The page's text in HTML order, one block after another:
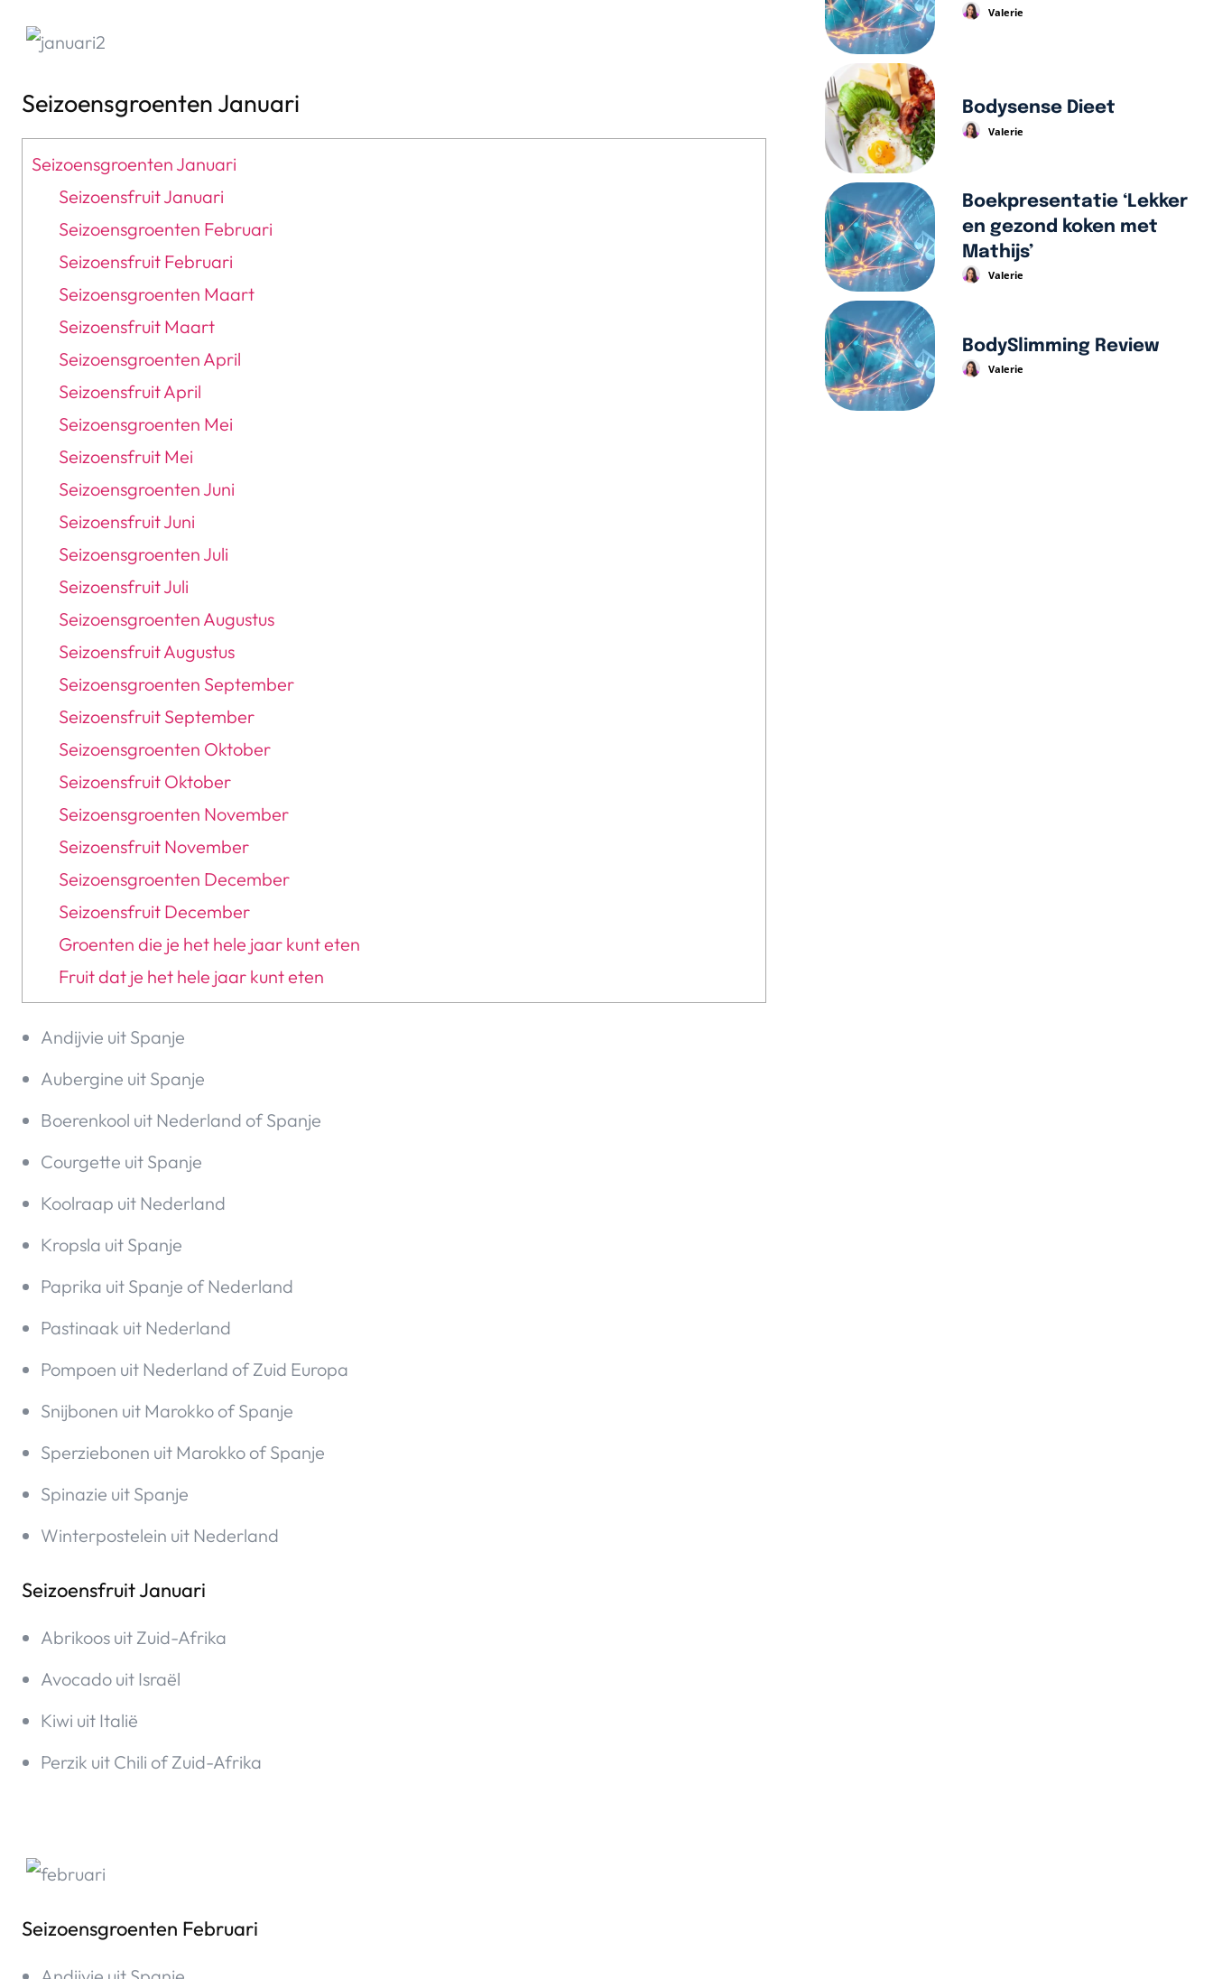
Seizoensgroenten Januari
Seizoensgroenten Januari
Seizoensfruit Januari
Seizoensgroenten Februari
Seizoensfruit Februari
Seizoensgroenten Maart
Seizoensfruit Maart
Seizoensgroenten April
Seizoensfruit April
Seizoensgroenten Mei
Seizoensfruit Mei
Seizoensgroenten Juni
Seizoensfruit Juni
Seizoensgroenten Juli
Seizoensfruit Juli
Seizoensgroenten Augustus
Seizoensfruit Augustus
Seizoensgroenten September
Seizoensfruit September
Seizoensgroenten Oktober
Seizoensfruit Oktober
Seizoensgroenten November
Seizoensfruit November
Seizoensgroenten December
Seizoensfruit December
Groenten die je het hele jaar kunt eten
Fruit dat je het hele jaar kunt eten
Andijvie uit Spanje
Aubergine uit Spanje
Boerenkool uit Nederland of Spanje
Courgette uit Spanje
Koolraap uit Nederland
Kropsla uit Spanje
Paprika uit Spanje of Nederland
Pastinaak uit Nederland
Pompoen uit Nederland of Zuid Europa
Snijbonen uit Marokko of Spanje
Sperziebonen uit Marokko of Spanje
Spinazie uit Spanje
Winterpostelein uit Nederland
Seizoensfruit Januari
Abrikoos uit Zuid-Afrika
Avocado uit Israël
Kiwi uit Italië
Perzik uit Chili of Zuid-Afrika
Seizoensgroenten Februari
Valerie
Bodysense Dieet
Valerie
Boekpresentatie ‘Lekker
en gezond koken met
Mathijs’
Valerie
BodySlimming Review
Valerie